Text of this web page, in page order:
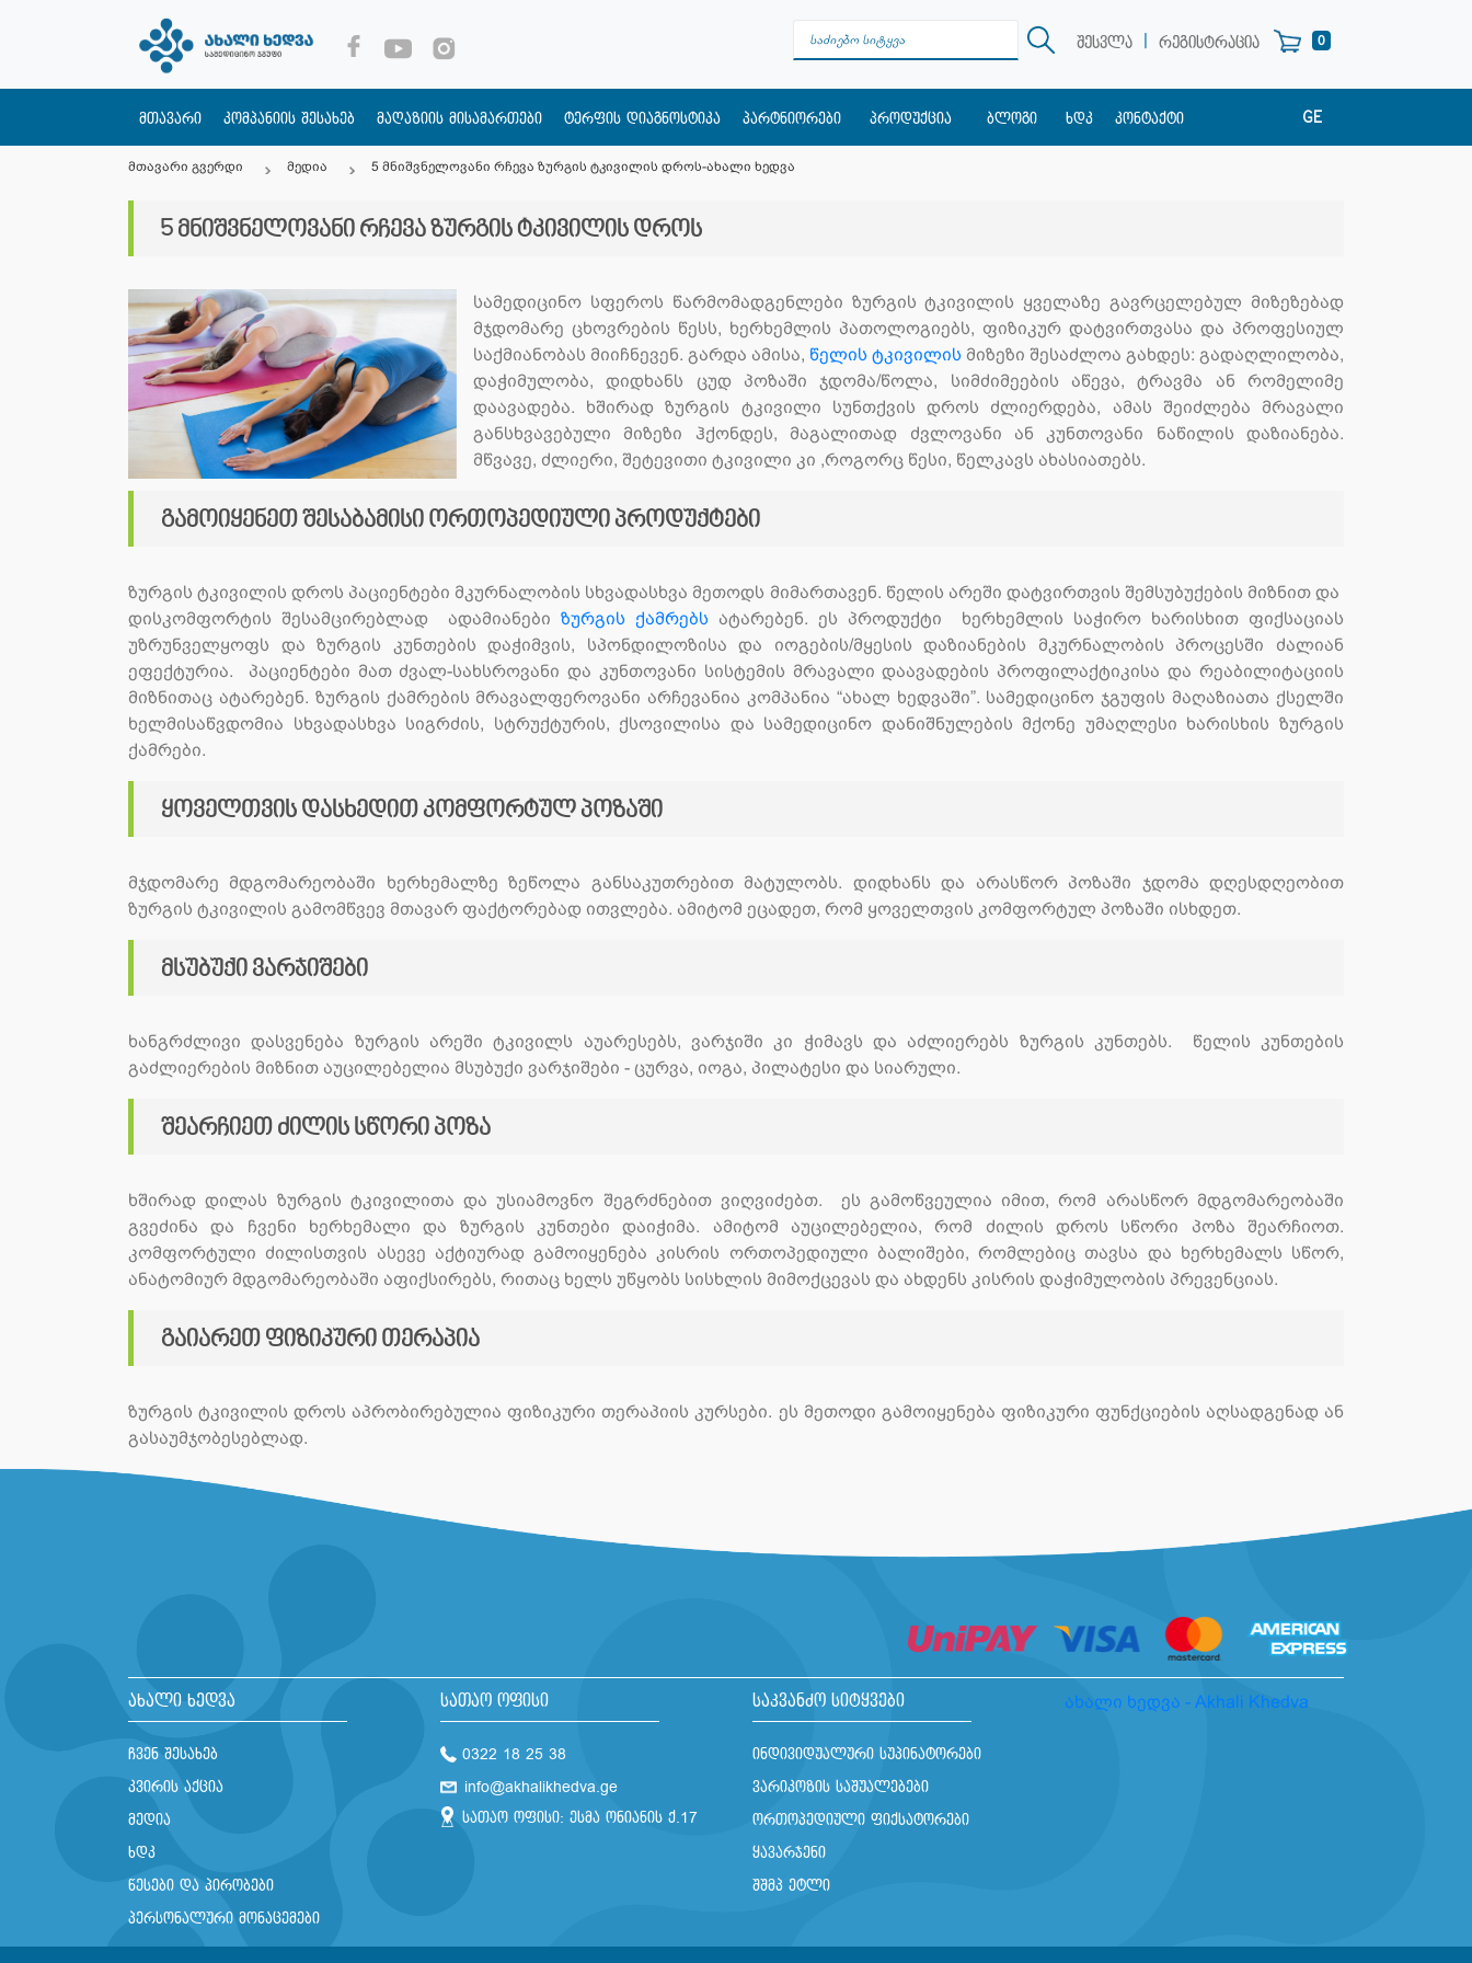
შესვლა | რეგისტრაცია 0
მთავარი კომპანიის შესახებ მაღაზიის მისამართები ტერფის დიაგნოსტიკა პარტნიორები პროდუქცია ბლოგი ხდკ კონტაქტი GE
მთავარი გვერდი მედია 5 მნიშვნელოვანი რჩევა ზურგის ტკივილის დროს-ახალი ხედვა
5 მნიშვნელოვანი რჩევა ზურგის ტკივილის დროს
სამედიცინო სფეროს წარმომადგენლები ზურგის ტკივილის ყველაზე გავრცელებულ მიზეზებად
მჯდომარე ცხოვრების წესს, ხერხემლის პათოლოგიებს, ფიზიკურ დატვირთვასა და პროფესიულ
საქმიანობას მიიჩნევენ. გარდა ამისა, წელის ტკივილის მიზეზი შესაძლოა გახდეს: გადაღლილობა,
დაჭიმულობა, დიდხანს ცუდ პოზაში ჯდომა/წოლა, სიმძიმეების აწევა, ტრავმა ან რომელიმე
დაავადება. ხშირად ზურგის ტკივილი სუნთქვის დროს ძლიერდება, ამას შეიძლება მრავალი
განსხვავებული მიზეზი ჰქონდეს, მაგალითად ძვლოვანი ან კუნთოვანი ნაწილის დაზიანება.
მწვავე, ძლიერი, შეტევითი ტკივილი კი ,როგორც წესი, წელკავს ახასიათებს.
გამოიყენეთ შესაბამისი ორთოპედიული პროდუქტები
ზურგის ტკივილის დროს პაციენტები მკურნალობის სხვადასხვა მეთოდს მიმართავენ. წელის არეში დატვირთვის შემსუბუქების მიზნით და
დისკომფორტის შესამცირებლად ადამიანები ზურგის ქამრებს ატარებენ. ეს პროდუქტი ხერხემლის საჭირო ხარისხით ფიქსაციას
უზრუნველყოფს და ზურგის კუნთების დაჭიმვის, სპონდილოზისა და იოგების/მყესის დაზიანების მკურნალობის პროცესში ძალიან
ეფექტურია. პაციენტები მათ ძვალ-სახსროვანი და კუნთოვანი სისტემის მრავალი დაავადების პროფილაქტიკისა და რეაბილიტაციის
მიზნითაც ატარებენ. ზურგის ქამრების მრავალფეროვანი არჩევანია კომპანია “ახალ ხედვაში”. სამედიცინო ჯგუფის მაღაზიათა ქსელში
ხელმისაწვდომია სხვადასხვა სიგრძის, სტრუქტურის, ქსოვილისა და სამედიცინო დანიშნულების მქონე უმაღლესი ხარისხის ზურგის
ქამრები.
ყოველთვის დასხედით კომფორტულ პოზაში
მჯდომარე მდგომარეობაში ხერხემალზე ზეწოლა განსაკუთრებით მატულობს. დიდხანს და არასწორ პოზაში ჯდომა დღესდღეობით
ზურგის ტკივილის გამომწვევ მთავარ ფაქტორებად ითვლება. ამიტომ ეცადეთ, რომ ყოველთვის კომფორტულ პოზაში ისხდეთ.
მსუბუქი ვარჯიშები
ხანგრძლივი დასვენება ზურგის არეში ტკივილს აუარესებს, ვარჯიში კი ჭიმავს და აძლიერებს ზურგის კუნთებს. წელის კუნთების
გაძლიერების მიზნით აუცილებელია მსუბუქი ვარჯიშები - ცურვა, იოგა, პილატესი და სიარული.
შეარჩიეთ ძილის სწორი პოზა
ხშირად დილას ზურგის ტკივილითა და უსიამოვნო შეგრძნებით ვიღვიძებთ. ეს გამოწვეულია იმით, რომ არასწორ მდგომარეობაში
გვეძინა და ჩვენი ხერხემალი და ზურგის კუნთები დაიჭიმა. ამიტომ აუცილებელია, რომ ძილის დროს სწორი პოზა შეარჩიოთ.
კომფორტული ძილისთვის ასევე აქტიურად გამოიყენება კისრის ორთოპედიული ბალიშები, რომლებიც თავსა და ხერხემალს სწორ,
ანატომიურ მდგომარეობაში აფიქსირებს, რითაც ხელს უწყობს სისხლის მიმოქცევას და ახდენს კისრის დაჭიმულობის პრევენციას.
გაიარეთ ფიზიკური თერაპია
ზურგის ტკივილის დროს აპრობირებულია ფიზიკური თერაპიის კურსები. ეს მეთოდი გამოიყენება ფიზიკური ფუნქციების აღსადგენად ან
გასაუმჯობესებლად.
ახალი ხედვა
ჩვენ შესახებ
კვირის აქცია
მედია
ხდკ
წესები და პირობები
პერსონალური მონაცემები
სათაო ოფისი
0322 18 25 38
info@akhalikhedva.ge
სათაო ოფისი: ესმა ონიანის ქ.17
საკვანძო სიტყვები
ინდივიდუალური სუპინატორები
ვარიკოზის საშუალებები
ორთოპედიული ფიქსატორები
ყავარჯენი
შშმპ ეტლი
ახალი ხედვა - Akhali Khedva